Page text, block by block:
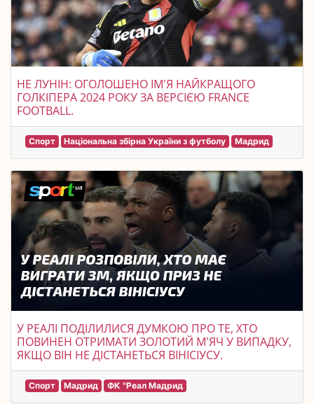
НЕ ЛУНІН: ОГОЛОШЕНО ІМ'Я НАЙКРАЩОГО
ГОЛКІПЕРА 2024 РОКУ ЗА ВЕРСІЄЮ FRANCE
FOOTBALL.
Спорт Національна збірна України з футболу Мадрид
У РЕАЛІ ПОДІЛИЛИСЯ ДУМКОЮ ПРО ТЕ, ХТО
ПОВИНЕН ОТРИМАТИ ЗОЛОТИЙ М'ЯЧ У ВИПАДКУ,
ЯКЩО ВІН НЕ ДІСТАНЕТЬСЯ ВІНІСІУСУ.
Спорт Мадрид ФК "Реал Мадрид